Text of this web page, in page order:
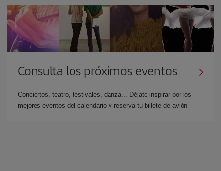
Consulta los próximos eventos
Conciertos, teatro, festivales, danza... Déjate inspirar por los
mejores eventos del calendario y reserva tu billete de avión